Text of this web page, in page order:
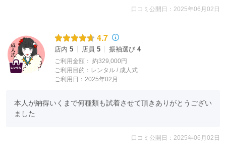
口コミ公開日：2025年06月02日
4.7
店内 5 店員 5 振袖選び 4
ご利用金額： 約329,000円
ご利用目的： レンタル / 成人式
ご利用日：2025年02月
本人が納得いくまで何種類も試着させて頂きありがとうござい
ました
口コミ公開日：2025年06月02日